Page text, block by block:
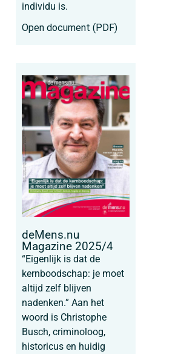
individu is.
Open document (PDF)
deMens.nu
Magazine 2025/4
“Eigenlijk is dat de
kernboodschap: je moet
altijd zelf blijven
nadenken.” Aan het
woord is Christophe
Busch, criminoloog,
historicus en huidig